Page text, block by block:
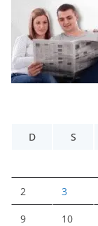
D
S
2 3
9 10